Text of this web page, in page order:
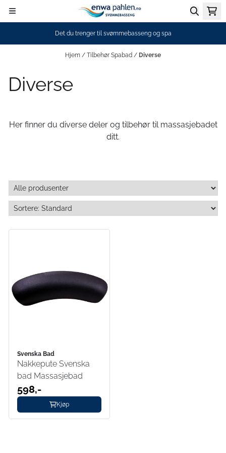
Hopp til innhold
Det du trenger til svømmebasseng og spa
Hjem / Tilbehør Spabad / Diverse
Diverse
Her finner du diverse deler og tilbehør til massasjebadet
ditt.
Svenska Bad
Nakkepute Svenska
bad Massasjebad
598,-
Kjøp